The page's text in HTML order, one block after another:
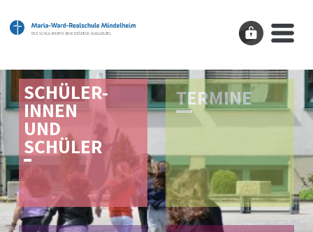
SCHÜLER-
INNEN
UND
SCHÜLER
T­E­R­M­I­N­E